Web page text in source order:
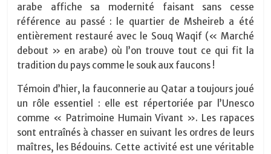
arabe affiche sa modernité faisant sans cesse
référence au passé : le quartier de Msheireb a été
entièrement restauré avec le Souq Waqif (« Marché
debout » en arabe) où l’on trouve tout ce qui fit la
tradition du pays comme le souk aux faucons !
Témoin d’hier, la fauconnerie au Qatar a toujours joué
un rôle essentiel : elle est répertoriée par l’Unesco
comme « Patrimoine Humain Vivant ». Les rapaces
sont entraînés à chasser en suivant les ordres de leurs
maîtres, les Bédouins. Cette activité est une véritable